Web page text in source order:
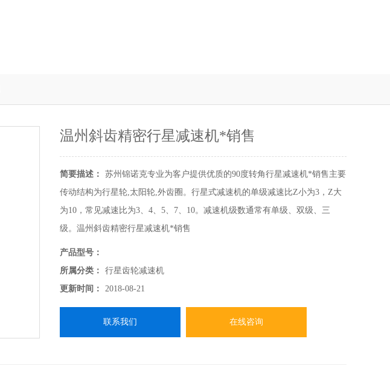
温州斜齿精密行星减速机*销售
简要描述：
苏州锦诺克专业为客户提供优质的90度转角行星减速机*销售主要
传动结构为行星轮,太阳轮,外齿圈。行星式减速机的单级减速比Z小为3，Z大
为10，常见减速比为3、4、5、7、10。减速机级数通常有单级、双级、三
级。温州斜齿精密行星减速机*销售
产品型号：
所属分类：
行星齿轮减速机
更新时间：
2018-08-21
联系我们 在线咨询